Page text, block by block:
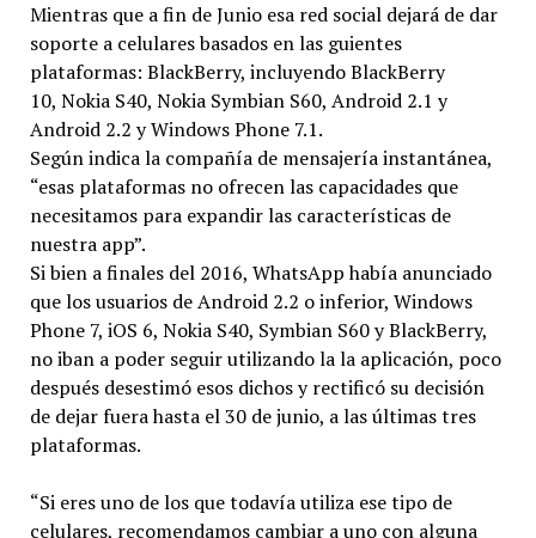
Mientras que a fin de Junio esa red social dejará de dar
soporte a celulares basados en las guientes
plataformas: BlackBerry, incluyendo BlackBerry
10, Nokia S40, Nokia Symbian S60, Android 2.1 y
Android 2.2 y Windows Phone 7.1.
Según indica la compañía de mensajería instantánea,
“esas plataformas no ofrecen las capacidades que
necesitamos para expandir las características de
nuestra app”.
Si bien a finales del 2016, WhatsApp había anunciado
que los usuarios de Android 2.2 o inferior, Windows
Phone 7, iOS 6, Nokia S40, Symbian S60 y BlackBerry,
no iban a poder seguir utilizando la la aplicación, poco
después desestimó esos dichos y rectificó su decisión
de dejar fuera hasta el 30 de junio, a las últimas tres
plataformas.
“Si eres uno de los que todavía utiliza ese tipo de
celulares, recomendamos cambiar a uno con alguna